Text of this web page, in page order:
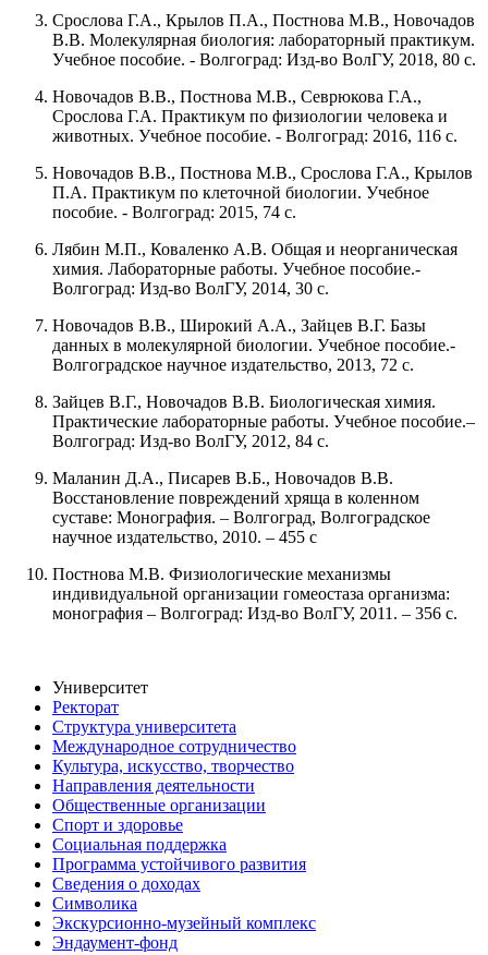
Срослова Г.А., Крылов П.А., Постнова М.В., Новочадов
В.В. Молекулярная биология: лабораторный практикум.
Учебное пособие. - Волгоград: Изд-во ВолГУ, 2018, 80 с.
Новочадов В.В., Постнова М.В., Севрюкова Г.А.,
Срослова Г.А. Практикум по физиологии человека и
животных. Учебное пособие. - Волгоград: 2016, 116 с.
Новочадов В.В., Постнова М.В., Срослова Г.А., Крылов
П.А. Практикум по клеточной биологии. Учебное
пособие. - Волгоград: 2015, 74 с.
Лябин М.П., Коваленко А.В. Общая и неорганическая
химия. Лабораторные работы. Учебное пособие.-
Волгоград: Изд-во ВолГУ, 2014, 30 с.
Новочадов В.В., Широкий А.А., Зайцев В.Г. Базы
данных в молекулярной биологии. Учебное пособие.-
Волгоградское научное издательство, 2013, 72 с.
Зайцев В.Г., Новочадов В.В. Биологическая химия.
Практические лабораторные работы. Учебное пособие.–
Волгоград: Изд-во ВолГУ, 2012, 84 с.
Маланин Д.А., Писарев В.Б., Новочадов В.В.
Восстановление повреждений хряща в коленном
суставе: Монография. – Волгоград, Волгоградское
научное издательство, 2010. – 455 с
Постнова М.В. Физиологические механизмы
индивидуальной организации гомеостаза организма:
монография – Волгоград: Изд-во ВолГУ, 2011. – 356 с.
Университет
Ректорат
Структура университета
Международное сотрудничество
Культура, искусство, творчество
Направления деятельности
Общественные организации
Спорт и здоровье
Социальная поддержка
Программа устойчивого развития
Сведения о доходах
Символика
Экскурсионно-музейный комплекс
Эндаумент-фонд